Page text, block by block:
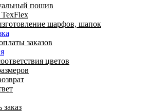
пошив
шарфов, шапок
заказов
цветов
заказ